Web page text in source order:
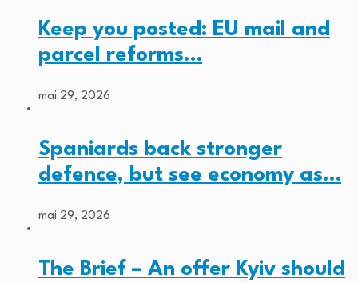
Keep you posted: EU mail and
parcel reforms…
mai 29, 2026
Spaniards back stronger
defence, but see economy as…
mai 29, 2026
The Brief – An offer Kyiv should